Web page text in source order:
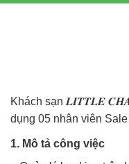
Khách sạn 𝑳𝑰𝑻𝑻𝑳𝑬
dụng 05 nhân viên
1. Mô tả công việc